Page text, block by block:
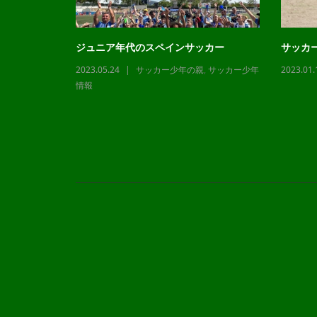
ジュニア年代のスペインサッカー
2023.05.24 サッカー少年の親, サッカー少年
情報
サッカ